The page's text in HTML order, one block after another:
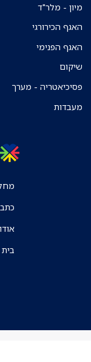
מיון - מלר"ד
האגף הכירורגי
האגף הפנימי
שיקום
פסיכיאטריה - מערך
מעבדות